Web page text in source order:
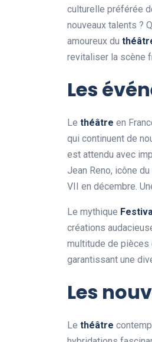
culturelle préférée
nouveaux talents ?
amoureux du
revitaliser la scène
Les
Le théâtre en
qui continuent de
est attendu avec
Jean Reno, icône
VII en décembre.
Le mythique
créations
multitude de pièces
garantissant une
Les
Le théâtre